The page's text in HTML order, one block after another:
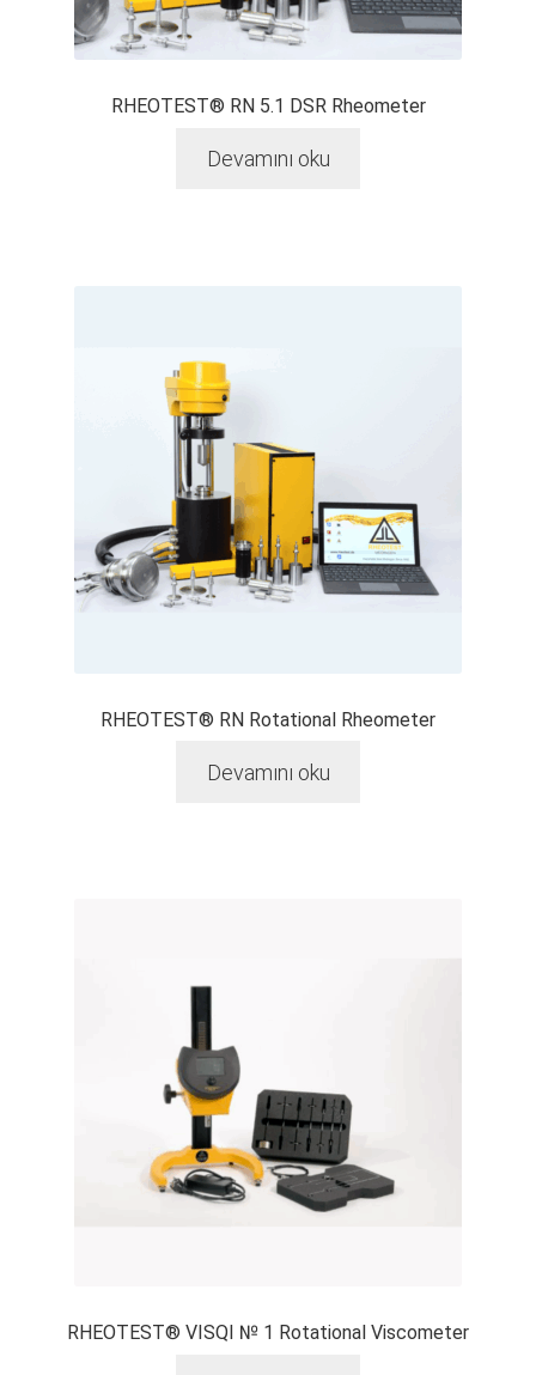
RHEOTEST® RN 5.1 DSR Rheometer
Devamını oku
RHEOTEST® RN Rotational Rheometer
Devamını oku
RHEOTEST® VISQI № 1 Rotational Viscometer